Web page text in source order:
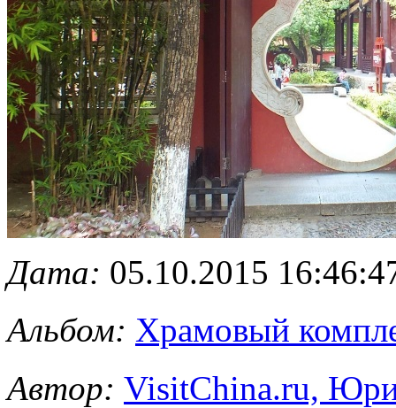
Дата: 05.10.2015
Альбом: Храмовый
Автор: VisitChina.ru,